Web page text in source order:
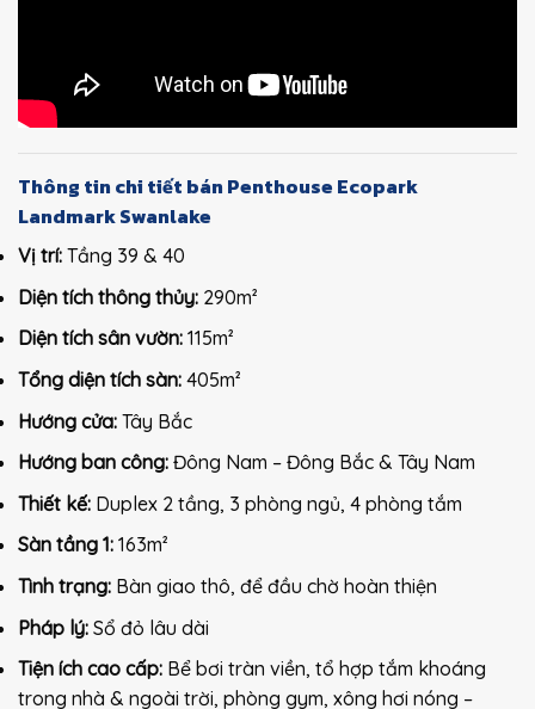
Thông tin chi tiết bán Penthouse Ecopark
Landmark Swanlake
Vị trí: Tầng 39 & 40
Diện tích thông thủy: 290m²
Diện tích sân vườn: 115m²
Tổng diện tích sàn: 405m²
Hướng cửa: Tây Bắc
Hướng ban công: Đông Nam – Đông Bắc & Tây Nam
Thiết kế: Duplex 2 tầng, 3 phòng ngủ, 4 phòng tắm
Sàn tầng 1: 163m²
Tình trạng: Bàn giao thô, để đầu chờ hoàn thiện
Pháp lý: Sổ đỏ lâu dài
Tiện ích cao cấp: Bể bơi tràn viền, tổ hợp tắm khoáng
trong nhà & ngoài trời, phòng gym, xông hơi nóng –